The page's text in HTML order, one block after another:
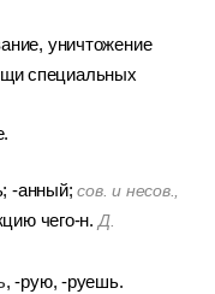
уничтожение
специальных
-анный;сов. и несов.,
чего-н. Д.
, -рую, -руешь.